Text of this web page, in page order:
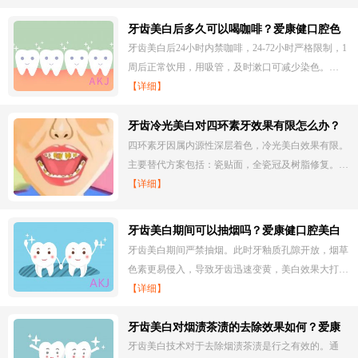
牙齿美白后多久可以喝咖啡？爱康健口腔色
素控制建议
牙齿美白后24小时内禁咖啡，24-72小时严格限制，1
周后正常饮用，用吸管，及时漱口可减少染色。…
【详细】
牙齿冷光美白对四环素牙效果有限怎么办？
爱康健替代治疗方案
四环素牙因属内源性深层着色，冷光美白效果有限。
主要替代方案包括：瓷贴面，全瓷冠及树脂修复。…
【详细】
牙齿美白期间可以抽烟吗？爱康健口腔美白
效果维护
牙齿美白期间严禁抽烟。此时牙釉质孔隙开放，烟草
色素更易侵入，导致牙齿迅速变黄，美白效果大打…
【详细】
牙齿美白对烟渍茶渍的去除效果如何？爱康
健口腔色素牙处理
牙齿美白技术对于去除烟渍茶渍是行之有效的。通